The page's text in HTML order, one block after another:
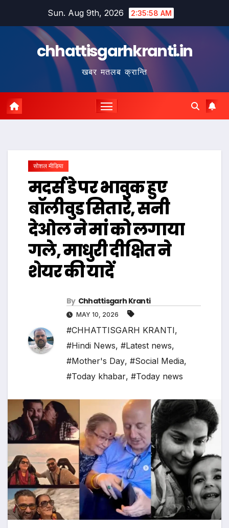
Sun. Aug 9th, 2026 2:35:59 AM
chhattisgarhkranti.in
खबर मतलब क्रान्ति
सोशल मीडिया
मदर्स डे पर भावुक हुए
बॉलीवुड सितारे, सनी
देओल ने मां को लगाया
गले, माधुरी दीक्षित ने
शेयर की यादें
By Chhattisgarh Kranti
MAY 10, 2026
#CHHATTISGARH KRANTI,
#Hindi News, #Latest news,
#Mother's Day, #Social Media,
#Today khabar, #Today news